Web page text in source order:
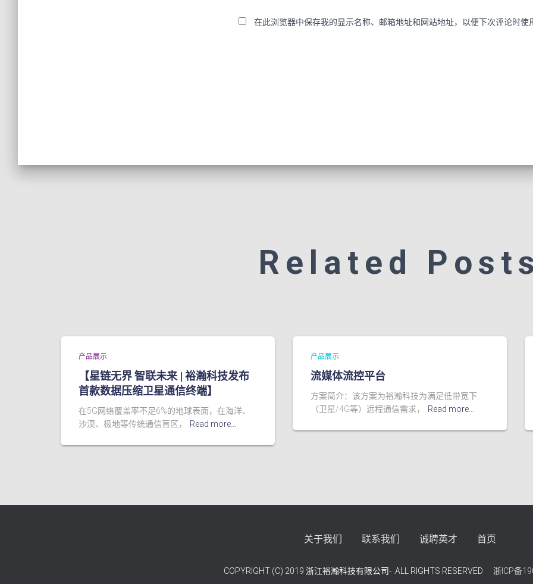
在此浏览器中保存我的显示名称、邮箱地址和网站地址，以便下次评论时使
Related
产品展示
【星链无界 智联未来 | 裕瀚科技发布
首款数据压缩卫星通信终端】
在5G网络覆盖率不足6%的地球表面，在海洋、
沙漠、极地等传统通信盲区，
Read more…
产品展示
流媒体流控平台
方案简介：该方案为裕瀚科技为满足低带宽下
（卫星/4G等）远程通信需求，
Read more…
关于我们 联系我们 诚聘英才 首页
COPYRIGHT (C) 2019 浙江裕瀚科技有限公司- .ALL RIGHTS RESERVED 浙ICP备